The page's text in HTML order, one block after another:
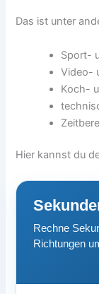
Das ist unter
Sport-
Video-
Koch-
Hier kannst du
Rechne
Richtungen